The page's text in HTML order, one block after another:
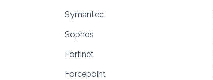
Symantec
Sophos
Fortinet
Forcepoint